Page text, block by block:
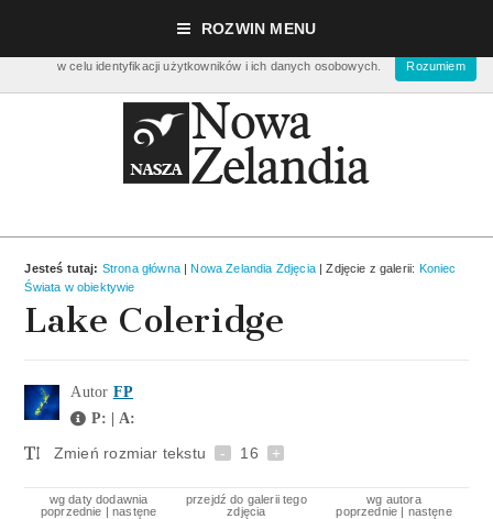
ROZWIN MENU
Jesteś tutaj: Strona główna|Nowa Zelandia Zdjęcia| Zdjęcie z galerii: Koniec
Świata w obiektywie
Lake Coleridge
Autor FP
P: | A:
Zmień rozmiar tekstu - 16 +
wg daty dodawnia
poprzednie |nastęne
przejdź do galerii tego
zdjęcia
wg autora
poprzednie | nastęne
Nasza strona używa ciasteczek (cookies), dzięki którym nasz serwis może działać
w celu identyfikacji użytkowników i ich danych osobowych.
Rozumiem